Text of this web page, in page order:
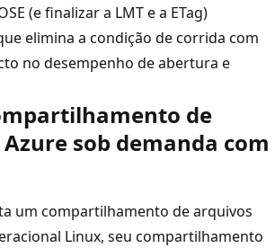
(e finalizar a LMT e a ETag)
elimina a condição de corrida com
no desempenho de abertura e
de
sob demanda com
um compartilhamento de arquivos
Linux, seu compartilhamento